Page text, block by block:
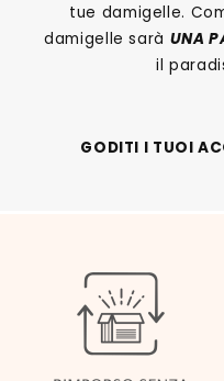
tue damigelle.
damigelle sarà UNA
il
GODITI I TUOI